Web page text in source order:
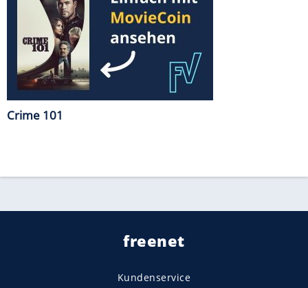
Crime 101
freenet
Kundenservice